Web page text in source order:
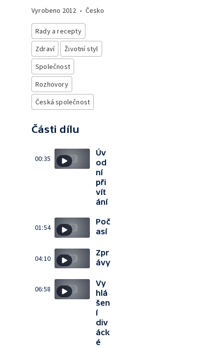
Vyrobeno 2012 • Česko
Rady a recepty
Zdraví
Životní styl
Společnost
Rozhovory
Česká společnost
Části dílu
00:35
Úv
od
ní
při
vít
ání
01:54
Poč
así
04:10
Zpr
ávy
06:58
Vy
hlá
šen
í
div
áck
é